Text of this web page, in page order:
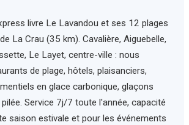
livre Le Lavandou et ses 12 plages
La Crau (35 km). Cavalière, Aiguebelle,
Le Layet, centre-ville : nous
de plage, hôtels, plaisanciers,
en glace carbonique, glaçons
Service 7j/7 toute l'année, capacité
saison estivale et pour les événements